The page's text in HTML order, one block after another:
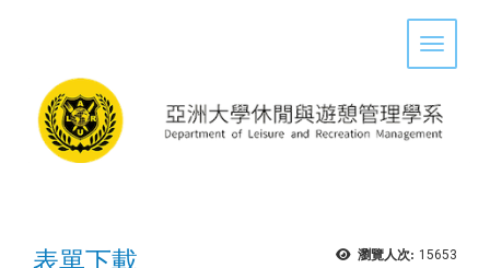
Toggle
瀏覽人次: 15653
表單下載